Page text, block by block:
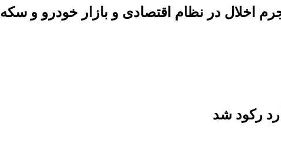
اخلال در نظام اقتصادی و بازار خودرو و سکه
رکود شد